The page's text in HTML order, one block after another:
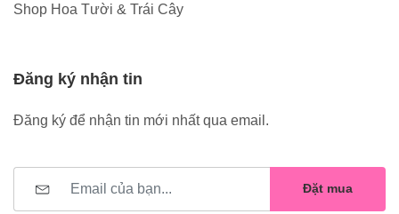
Shop Hoa Tười & Trái Cây
Đăng ký nhận tin
Đăng ký để nhận tin mới nhất qua email.
Đặt mua